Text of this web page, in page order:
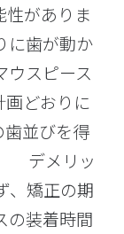
性がありま
に歯が動か
ウスピース
画どおりに
並びを得
デメリッ
、矯正の期
の装着時間